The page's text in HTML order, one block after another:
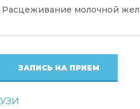
Расцеживание молочной
ЗАПИСЬ НА ПРИЕМ
УЗИ